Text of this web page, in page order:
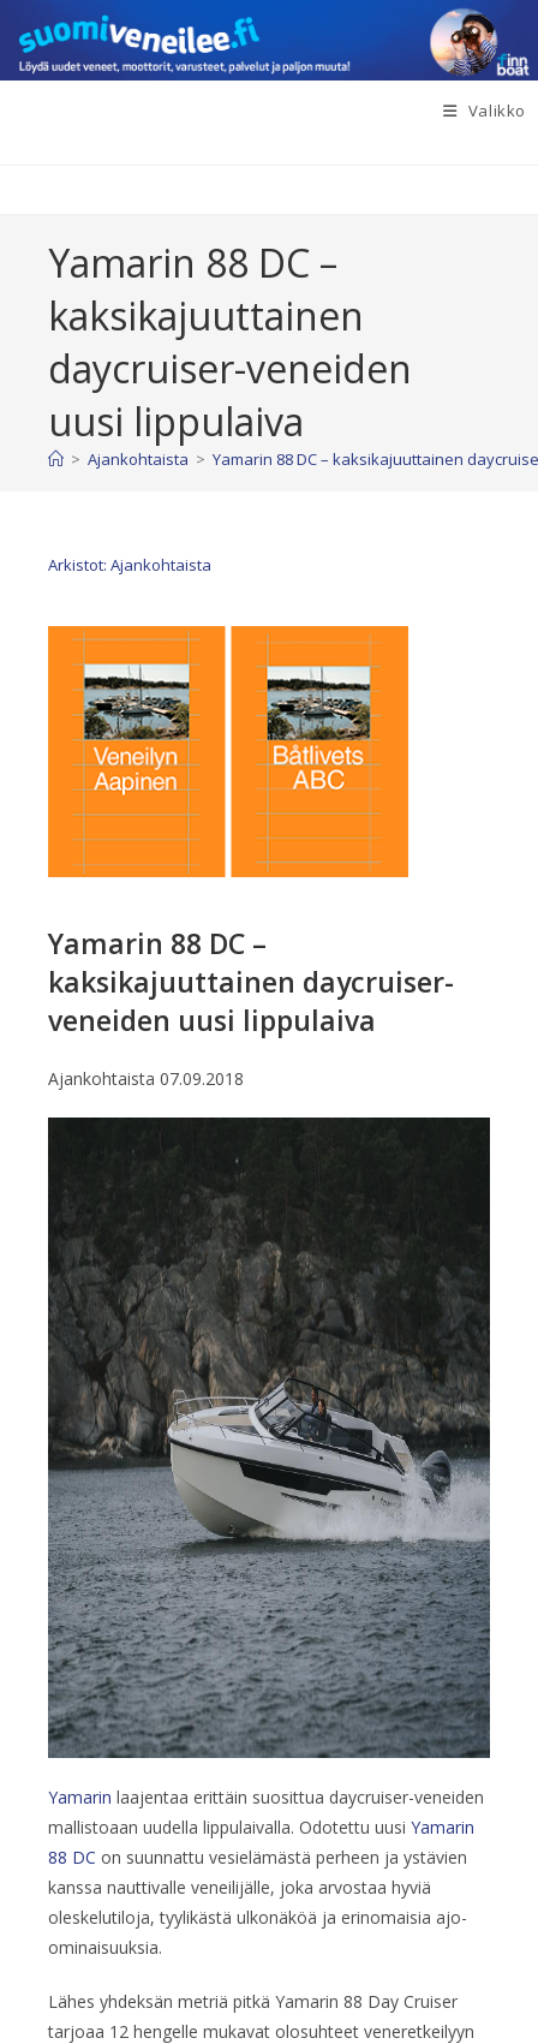
suoraan
sisältöön
Valikko
Yamarin 88 DC –
kaksikajuuttainen
daycruiser-veneiden
uusi lippulaiva
> Ajankohtaista > Yamarin 88 DC – kaksikajuuttainen
Arkistot: Ajankohtaista
Yamarin 88 DC –
kaksikajuuttainen daycruiser-
veneiden uusi lippulaiva
Ajankohtaista 07.09.2018
Yamarin laajentaa erittäin suosittua daycruiser-veneiden
mallistoaan uudella lippulaivalla. Odotettu uusi Yamarin
88 DC on suunnattu vesielämästä perheen ja ystävien
kanssa nauttivalle veneilijälle, joka arvostaa hyviä
oleskelutiloja, tyylikästä ulkonäköä ja erinomaisia ajo-
ominaisuuksia.
Lähes yhdeksän metriä pitkä Yamarin 88 Day Cruiser
tarjoaa 12 hengelle mukavat olosuhteet veneretkeilyyn